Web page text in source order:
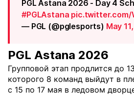
PGL Astana 2026 - Day 4
#PGLAstana pic.twitter.com/
— PGL (@pglesports) May
PGL Astana 2026
Групповой этап продлится до
которого 8 команд выйдут в
с 15 по 17 мая в ледовом